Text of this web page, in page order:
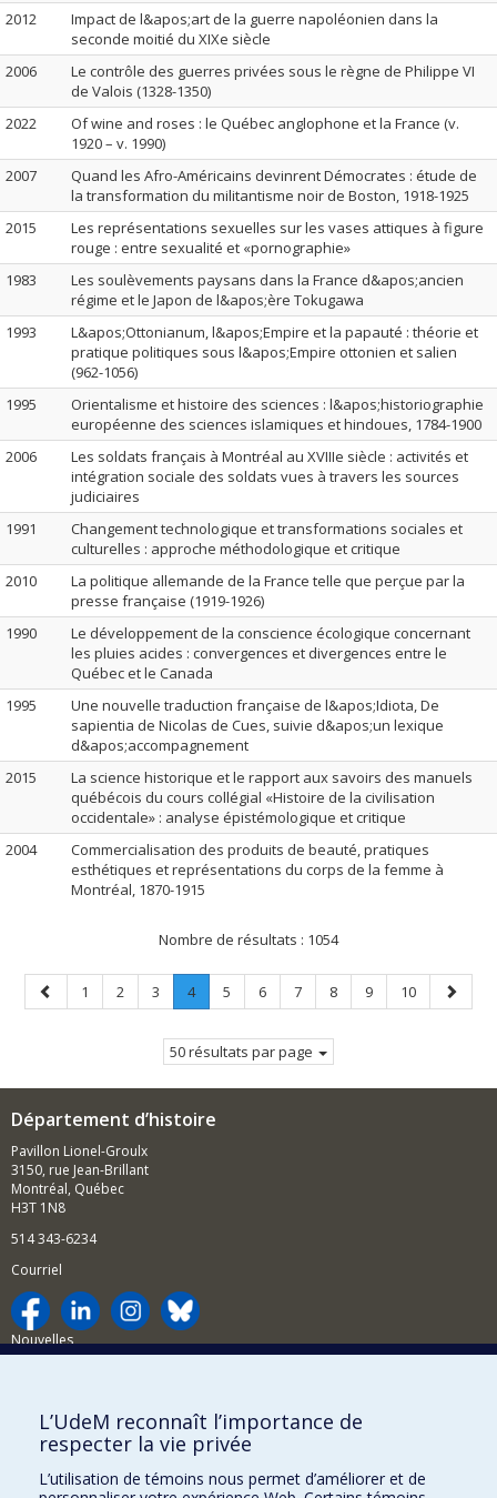
2012
Impact de l&apos;art de la guerre napoléonien dans la
seconde moitié du XIXe siècle
2006
Le contrôle des guerres privées sous le règne de Philippe VI
de Valois (1328-1350)
2022
Of wine and roses : le Québec anglophone et la France (v.
1920 – v. 1990)
2007
Quand les Afro-Américains devinrent Démocrates : étude de
la transformation du militantisme noir de Boston, 1918-1925
2015
Les représentations sexuelles sur les vases attiques à figure
rouge : entre sexualité et «pornographie»
1983
Les soulèvements paysans dans la France d&apos;ancien
régime et le Japon de l&apos;ère Tokugawa
1993
L&apos;Ottonianum, l&apos;Empire et la papauté : théorie et
pratique politiques sous l&apos;Empire ottonien et salien
(962-1056)
1995
Orientalisme et histoire des sciences : l&apos;historiographie
européenne des sciences islamiques et hindoues, 1784-1900
2006
Les soldats français à Montréal au XVIIIe siècle : activités et
intégration sociale des soldats vues à travers les sources
judiciaires
1991
Changement technologique et transformations sociales et
culturelles : approche méthodologique et critique
2010
La politique allemande de la France telle que perçue par la
presse française (1919-1926)
1990
Le développement de la conscience écologique concernant
les pluies acides : convergences et divergences entre le
Québec et le Canada
1995
Une nouvelle traduction française de l&apos;Idiota, De
sapientia de Nicolas de Cues, suivie d&apos;un lexique
d&apos;accompagnement
2015
La science historique et le rapport aux savoirs des manuels
québécois du cours collégial «Histoire de la civilisation
occidentale» : analyse épistémologique et critique
2004
Commercialisation des produits de beauté, pratiques
esthétiques et représentations du corps de la femme à
Montréal, 1870-1915
Nombre de résultats : 1054
Page
précédente
Page
1 Page
2 Page
3 Page
4.
Page
Page
5 Page
6 Page
7 Page
8 Page
9 Page
10
Page
50 résultats par page
Département d’histoire
Pavillon Lionel-Groulx
3150, rue Jean-Brillant
Montréal, Québec
H3T 1N8
514 343-6234
Courriel
Nouvelles
Comment soutenir le Département?
BESOIN D'AIDE?
Plan du site
L’UdeM reconnaît l’importance de
respecter la vie privée
L’utilisation de témoins nous permet d’améliorer et de